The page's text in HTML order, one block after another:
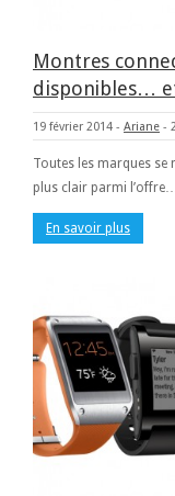
Montres
disponibles…
19 février 2014 - Ariane -
Toutes les marques
plus clair parmi l’offre…
En savoir plus